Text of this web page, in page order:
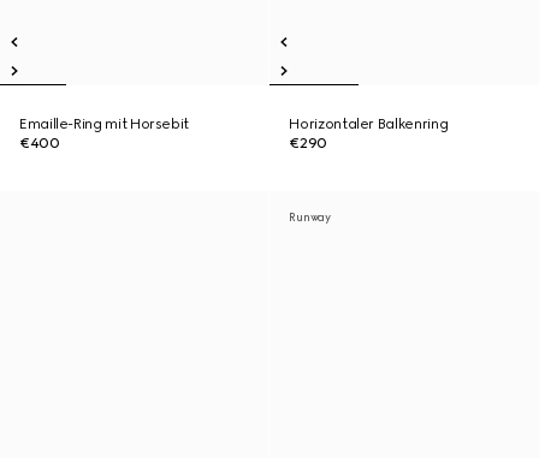
Emaille-Ring mit Horsebit
€400
Horizontaler Balkenring
€290
Runway